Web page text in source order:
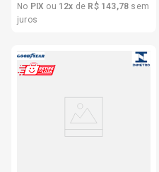
No PIX ou 12x de R$ 143,78 sem
juros